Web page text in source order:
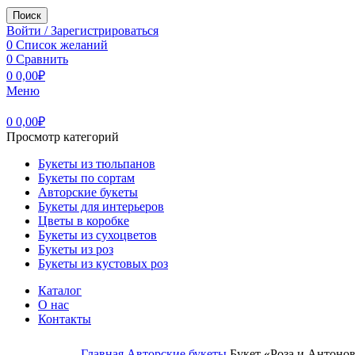
Поиск
Войти / Зарегистрироваться
0 Список желаний
0 Сравнить
0 0,00₽
Меню
0 0,00₽
Просмотр категорий
Букеты из тюльпанов
Букеты по сортам
Авторские букеты
Букеты для интерьеров
Цветы в коробке
Букеты из сухоцветов
Букеты из роз
Букеты из кустовых роз
Каталог
О нас
Контакты